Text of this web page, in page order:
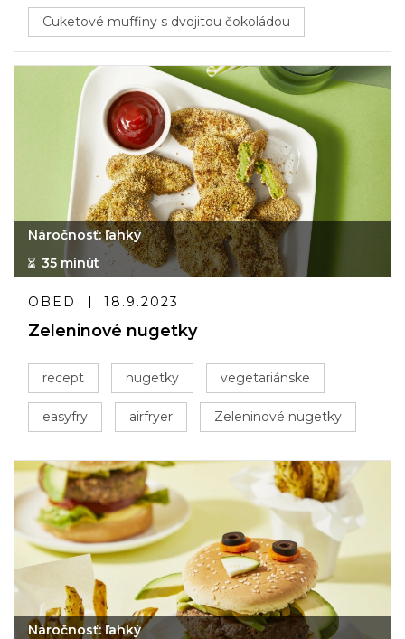
Cuketové muffiny s dvojitou čokoládou
Náročnosť: ľahký
35 minút
OBED 18.9.2023
Zeleninové nugetky
recept nugetky vegetariánske
easyfry airfryer Zeleninové nugetky
Náročnosť: ľahký